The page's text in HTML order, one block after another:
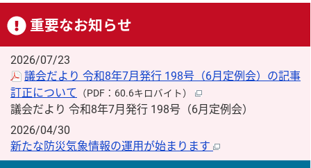
重要なお知らせ
2026/07/23
議会だより 令和8年7月発行 198号（6月定例会）の記事
訂正について （PDF：60.6キロバイト）
議会だより 令和8年7月発行 198号（6月定例会）
2026/04/30
新たな防災気象情報の運用が始まります